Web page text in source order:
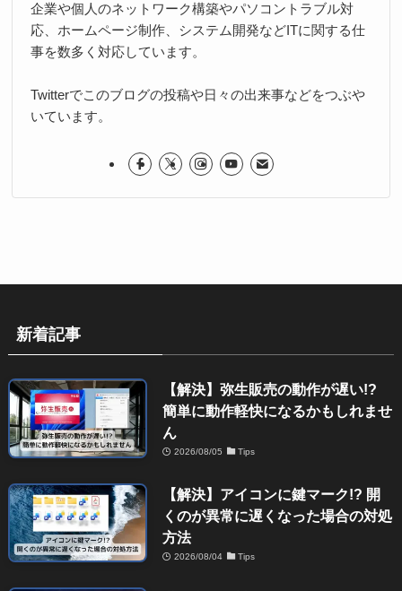
企業や個人のネットワーク構築やパソコントラブル対
応、ホームページ制作、システム開発などITに関する仕
事を数多く対応しています。
Twitterでこのブログの投稿や日々の出来事などをつぶや
いています。
新着記事
【解決】弥生販売の動作が遅い!?
簡単に動作軽快になるかもしれませ
ん
2026/08/05 Tips
【解決】アイコンに鍵マーク!? 開
くのが異常に遅くなった場合の対処
方法
2026/08/04 Tips